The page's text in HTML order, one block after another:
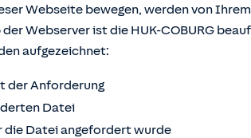
Webseite bewegen, werden von
Webserver ist die HUK-COBURG
aufgezeichnet:
der Anforderung
Datei
die Datei angefordert wurde